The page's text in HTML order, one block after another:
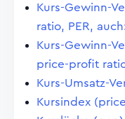
Kurs-Gewinn-
ratio, PER,
Kurs-Gewinn-
price-profit
Kurs-Umsatz-
Kursindex